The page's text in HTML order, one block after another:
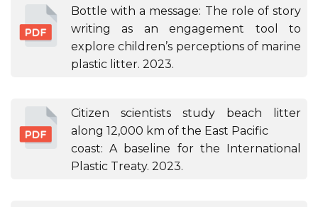
Bottle with a message: The role of story
writing as an engagement tool to
explore children’s perceptions of marine
plastic litter. 2023.
Citizen scientists study beach litter
along 12,000 km of the East Pacific
coast: A baseline for the International
Plastic Treaty. 2023.